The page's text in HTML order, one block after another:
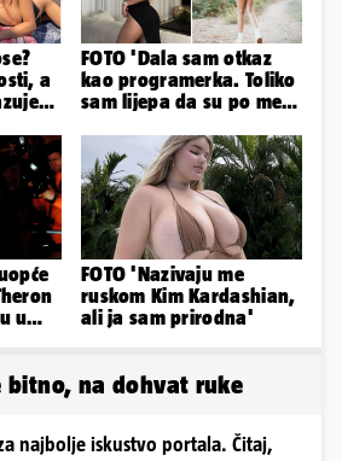
a
FOTO 'Dala sam otkaz
kao programerka. Toliko
sam lijepa da su po meni
u
FOTO 'Nazivaju me
ruskom Kim Kardashian,
ali ja sam prirodna'
bitno, na dohvat ruke
najbolje iskustvo portala. Čitaj,